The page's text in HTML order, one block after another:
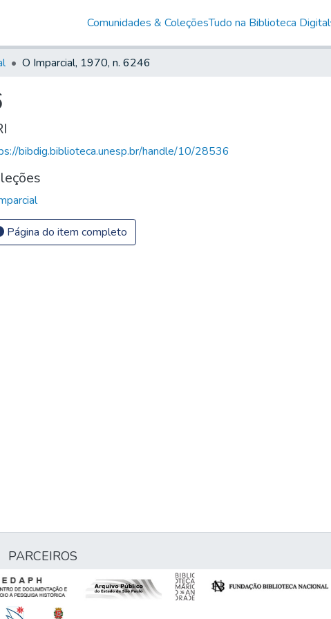
Comunidades & ColeçõesTudo na Biblioteca Digital
O Imparcial, 1970, n. 6246
bibdig.biblioteca.unesp.br/handle/10/28536
Página do item completo
PARCEIROS